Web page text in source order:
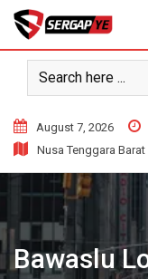
Skip
content
August 7, 2026
Nusa Tenggara
Bawaslu